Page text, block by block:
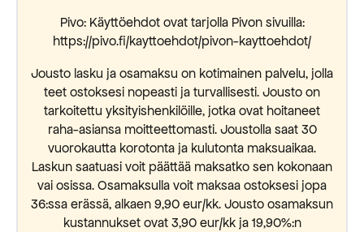
Pivo: Käyttöehdot ovat tarjolla Pivon sivuilla:
https://pivo.fi/kayttoehdot/pivon-kayttoehdot/
Jousto lasku ja osamaksu on kotimainen palvelu, jolla
teet ostoksesi nopeasti ja turvallisesti. Jousto on
tarkoitettu yksityishenkilöille, jotka ovat hoitaneet
raha-asiansa moitteettomasti. Joustolla saat 30
vuorokautta korotonta ja kulutonta maksuaikaa.
Laskun saatuasi voit päättää maksatko sen kokonaan
vai osissa. Osamaksulla voit maksaa ostoksesi jopa
36:ssa erässä, alkaen 9,90 eur/kk. Jousto osamaksun
kustannukset ovat 3,90 eur/kk ja 19,90%:n